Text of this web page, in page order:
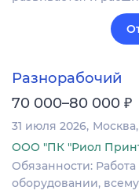
Разнорабочий
70 000–80 000 ₽
31 июля 2026 Москва
ООО "ПК "Риол
Обязанности:
оборудовании,